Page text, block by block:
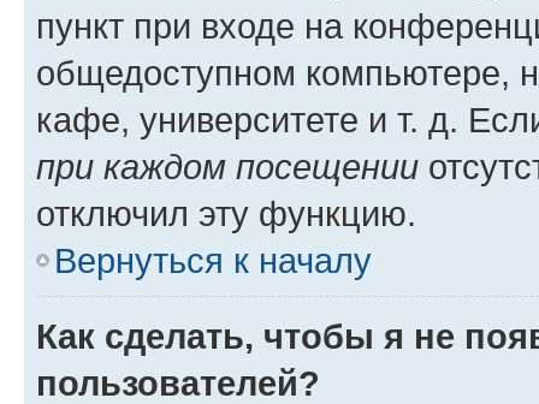
пункт при входе на
общедоступном компьютере,
кафе, университете и т. д.
при каждом посещении
отключил эту функцию.
Вернуться к началу
Как сделать, чтобы я не
пользователей?